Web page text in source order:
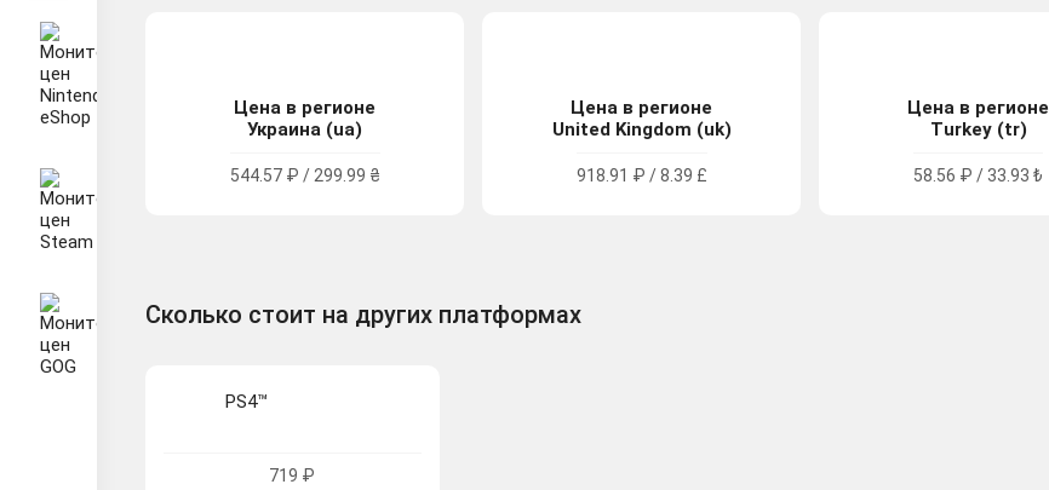
Цена в регионе
Украина (ua)
544.57 ₽ / 299.99 ₴
Цена в регионе
United Kingdom (uk)
918.91 ₽ / 8.39 £
Цена в регионе
Turkey (tr)
58.56 ₽ / 33.93 ₺
Сколько стоит на других платформах
PS4™
719 ₽